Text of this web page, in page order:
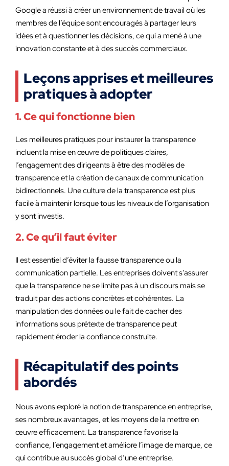
Google a réussi à créer un environnement de travail où les
membres de l’équipe sont encouragés à partager leurs
idées et à questionner les décisions, ce qui a mené à une
innovation constante et à des succès commerciaux.
Leçons apprises et meilleures
pratiques à adopter
1. Ce qui fonctionne bien
Les meilleures pratiques pour instaurer la transparence
incluent la mise en œuvre de politiques claires,
l’engagement des dirigeants à être des modèles de
transparence et la création de canaux de communication
bidirectionnels. Une culture de la transparence est plus
facile à maintenir lorsque tous les niveaux de l’organisation
y sont investis.
2. Ce qu’il faut éviter
Il est essentiel d’éviter la fausse transparence ou la
communication partielle. Les entreprises doivent s’assurer
que la transparence ne se limite pas à un discours mais se
traduit par des actions concrètes et cohérentes. La
manipulation des données ou le fait de cacher des
informations sous prétexte de transparence peut
rapidement éroder la confiance construite.
Récapitulatif des points
abordés
Nous avons exploré la notion de transparence en entreprise,
ses nombreux avantages, et les moyens de la mettre en
œuvre efficacement. La transparence favorise la
confiance, l’engagement et améliore l’image de marque, ce
qui contribue au succès global d’une entreprise.